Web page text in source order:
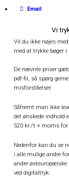
Email
Vi
Vil du ikke nøjes
med at trykke bøger i
De nævnte priser
pdf-fil, så spørg
misforståelser.
Såfremt man ikke
det ønskede indhold
520 kr./t + moms for
Nedenfor kan du se
i alle mulige andre
andre østeuropæiske
ved digitaltryk.